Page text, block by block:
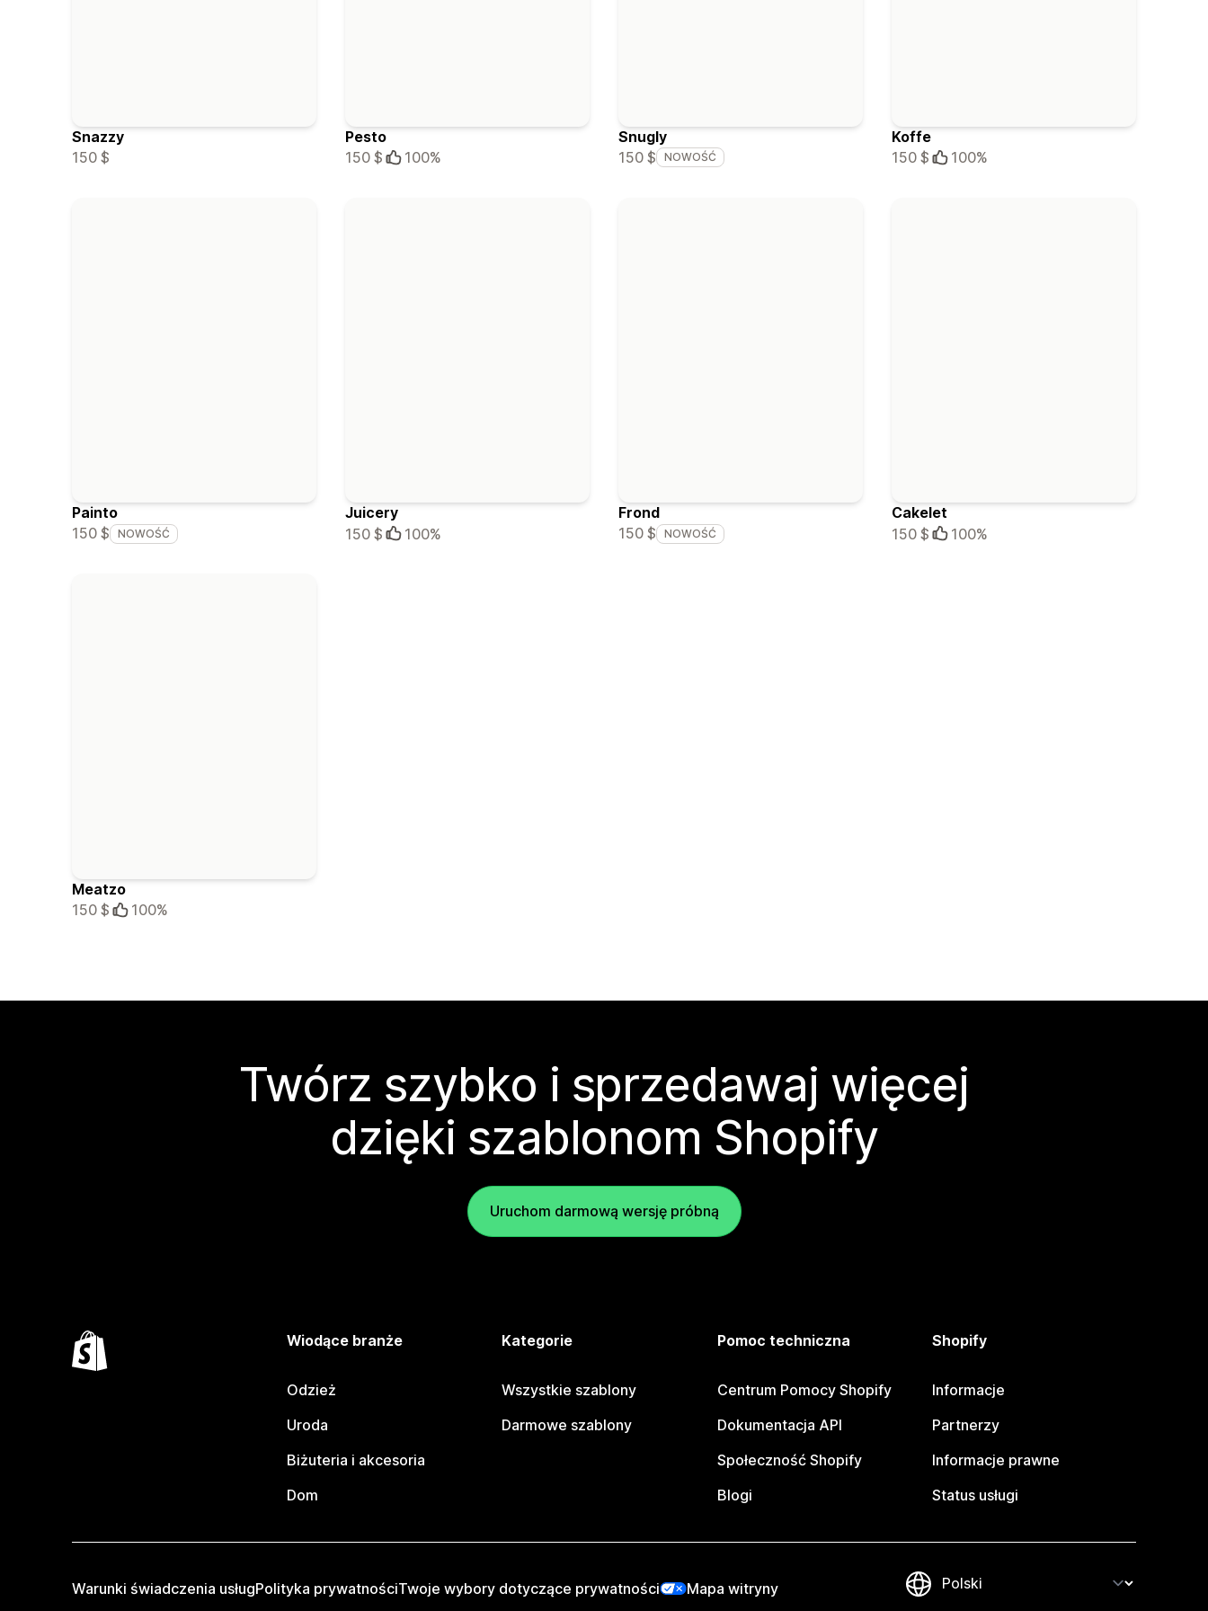
Snazzy
150 $
Pesto
150 $
100%
Snugly
150 $
NOWOŚĆ
Koffe
150 $
100%
Painto
150 $
NOWOŚĆ
Juicery
150 $
100%
Frond
150 $
NOWOŚĆ
Cakelet
150 $
100%
Meatzo
150 $
100%
Twórz szybko i sprzedawaj więcej
dzięki szablonom Shopify
Uruchom darmową wersję próbną
Wiodące branże
Odzież
Uroda
Biżuteria i akcesoria
Dom
Kategorie
Wszystkie szablony
Darmowe szablony
Pomoc techniczna
Centrum Pomocy Shopify
Dokumentacja API
Społeczność Shopify
Blogi
Shopify
Informacje
Partnerzy
Informacje prawne
Status usługi
Warunki świadczenia usługPolityka prywatnościTwoje wybory dotyczące prywatności Mapa witryny